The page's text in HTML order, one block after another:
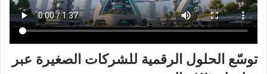
توسّع الحلول الرقمية للشركات الصغيرة عبر